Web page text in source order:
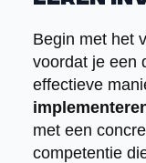
Begin met het
voordat je een
effectieve
met een
competentie